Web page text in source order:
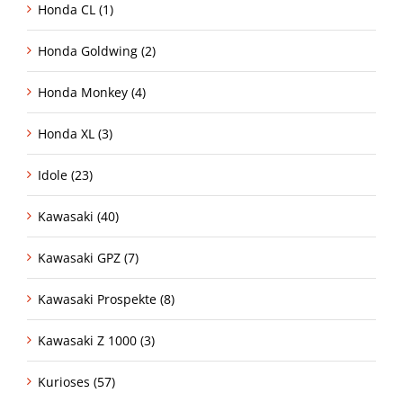
Honda CL (1)
Honda Goldwing (2)
Honda Monkey (4)
Honda XL (3)
Idole (23)
Kawasaki (40)
Kawasaki GPZ (7)
Kawasaki Prospekte (8)
Kawasaki Z 1000 (3)
Kurioses (57)